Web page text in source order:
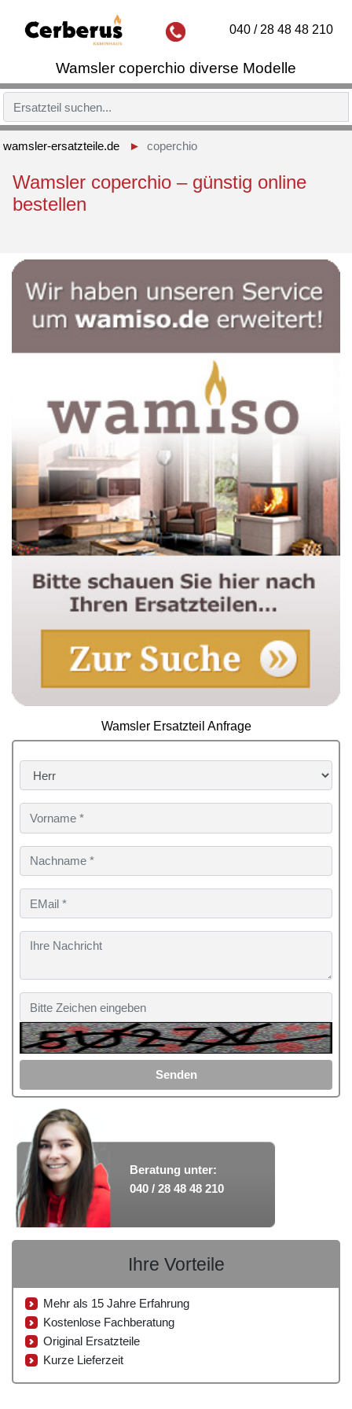
Wamsler coperchio diverse Modelle
040 / 28 48 48 210
wamsler-ersatzteile.de coperchio
Wamsler coperchio – günstig online
bestellen
Wamsler Ersatzteil Anfrage
Senden
Beratung unter:
040 / 28 48 48 210
Ihre Vorteile
Mehr als 15 Jahre Erfahrung
Kostenlose Fachberatung
Original Ersatzteile
Kurze Lieferzeit